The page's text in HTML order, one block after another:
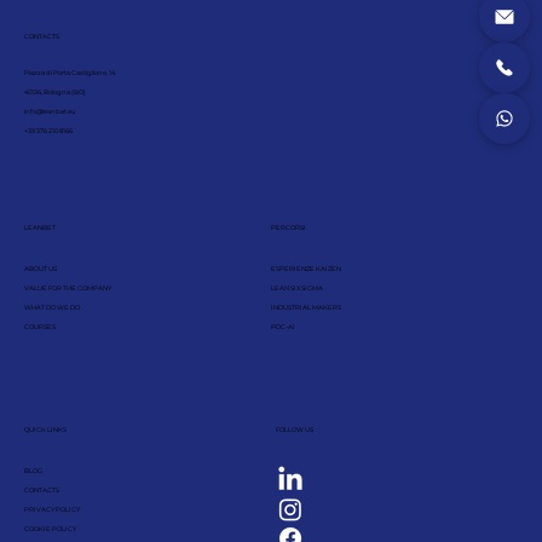
CONTACTS
Piazza di Porta Castiglione, 14
40136, Bologna (BO)
info@leanbet.eu
+39 376 210 8166
LEANBET
ABOUT US
VALUE FOR THE COMPANY
WHAT DO WE DO
COURSES
PERCORSI
ESPERIENZE KAIZEN
LEAN SIX SIGMA
INDUSTRIAL MAKERS
PDC-AI
QUICK LINKS
BLOG
CONTACTS
PRIVACY POLICY
COOKIE POLICY
FOLLOW US